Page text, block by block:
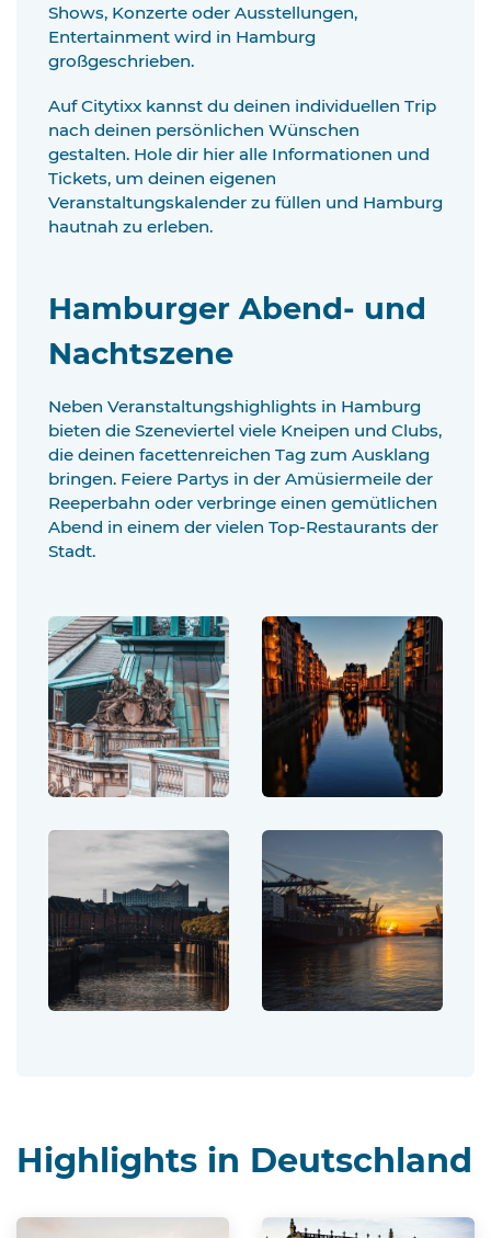
Shows, Konzerte oder Ausstellungen,
Entertainment wird in Hamburg
großgeschrieben.
Auf Citytixx kannst du deinen individuellen Trip
nach deinen persönlichen Wünschen
gestalten. Hole dir hier alle Informationen und
Tickets, um deinen eigenen
Veranstaltungskalender zu füllen und Hamburg
hautnah zu erleben.
Hamburger Abend- und
Nachtszene
Neben Veranstaltungshighlights in Hamburg
bieten die Szeneviertel viele Kneipen und Clubs,
die deinen facettenreichen Tag zum Ausklang
bringen. Feiere Partys in der Amüsiermeile der
Reeperbahn oder verbringe einen gemütlichen
Abend in einem der vielen Top-Restaurants der
Stadt.
Highlights in Deutschland